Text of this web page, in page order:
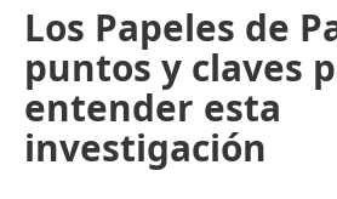
Los Papeles de
puntos y claves
entender esta
investigación